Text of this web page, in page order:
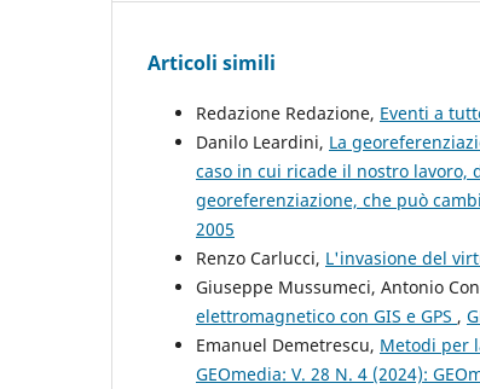
Articoli simili
Redazione Redazione, Eventi a
Danilo Leardini, La
caso in cui ricade il nostro lavoro,
georeferenziazione, che può
2005
Renzo Carlucci, L'invasione del
Giuseppe Mussumeci, Antonio
elettromagnetico con GIS e GPS ,
Emanuel Demetrescu, Metodi per
GEOmedia: V. 28 N. 4 (2024):